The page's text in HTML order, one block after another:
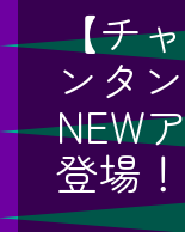
【チ
ンタ
NEW
登場！